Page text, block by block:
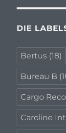
DIE
Bertus (18)
Bureau B
Cargo
Caroline